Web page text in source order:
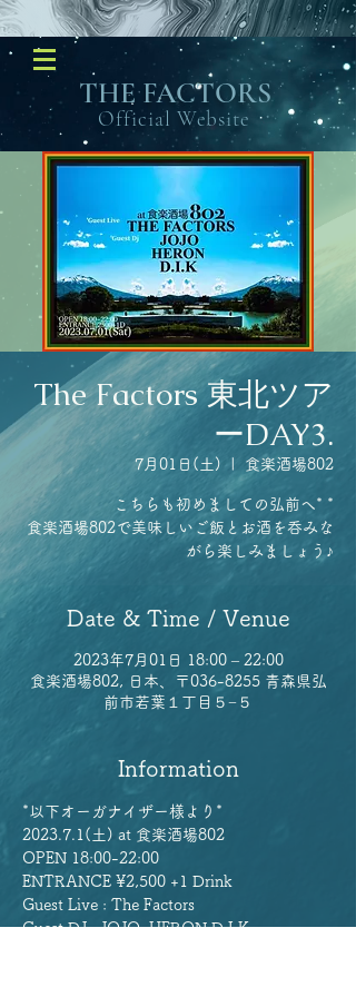
​THE FACTORS
Official Website
The Factors 東北ツア
ーDAY3.
7月01日(土)
  |
食楽酒場802
こちらも初めましての弘前へ* *
食楽酒場802で美味しいご飯とお酒を呑みな
がら楽しみましょう♪
Date & Time / Venue
2023年7月01日 18:00 – 22:00
食楽酒場802, 日本、〒036-8255 青森県弘
前市若葉１丁目５−５
Information
*以下オーガナイザー様より*
2023.7.1(土) at 食楽酒場802
OPEN 18:00-22:00
ENTRANCE ¥2,500 +1 Drink
Guest Live : The Factors
Guest DJ : JOJO, HERON,D.I.K